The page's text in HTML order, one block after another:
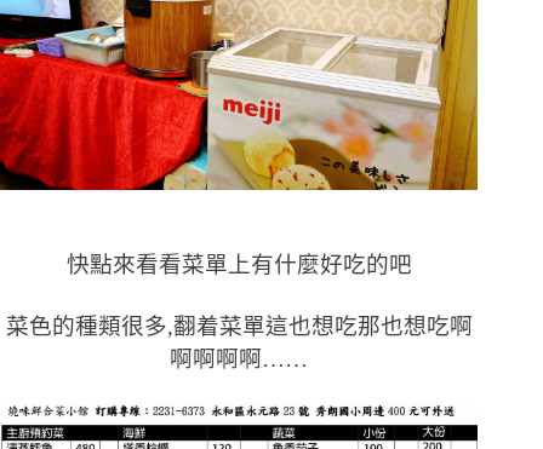
快點來看看菜單上有什麼好吃的吧
菜色的種類很多,翻着菜單這也想吃那也想吃啊
啊啊啊啊……